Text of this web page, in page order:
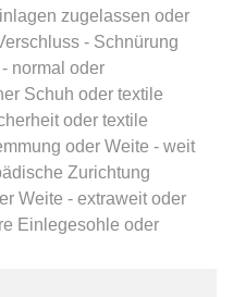
zugelassen oder
- Schnürung
normal oder
Schuh oder textile
oder textile
oder Weite - weit
Zurichtung
Weite - extraweitoder
Einlegesohle oder